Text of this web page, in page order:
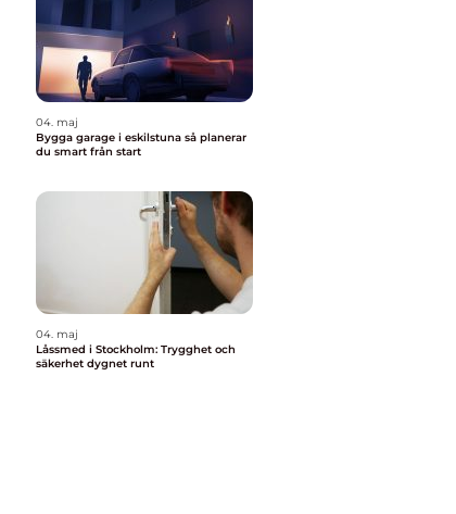
04. maj
Bygga garage i eskilstuna så planerar
du smart från start
04. maj
Låssmed i Stockholm: Trygghet och
säkerhet dygnet runt